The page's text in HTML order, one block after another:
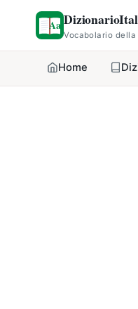
Vocabolario
Home